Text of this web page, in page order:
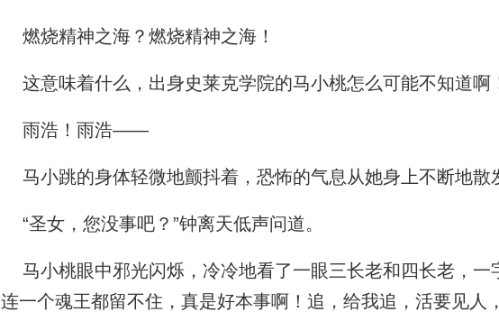
燃烧精神之海？燃烧精神之海！
这意味着什么，出身史莱克学院的马小桃怎么可能不知道啊
雨浩！雨浩——
马小跳的身体轻微地颤抖着，恐怖的气息从她身上不断地散
“圣女，您没事吧？”钟离天低声问道。
马小桃眼中邪光闪烁，冷冷地看了一眼三长老和四长老，一
连一个魂王都留不住，真是好本事啊！追，给我追，活要见人